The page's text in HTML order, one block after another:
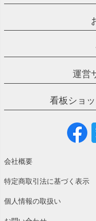
運営
看板ショ
会社概要
特定商取引法に基づく表示
個人情報の取扱い